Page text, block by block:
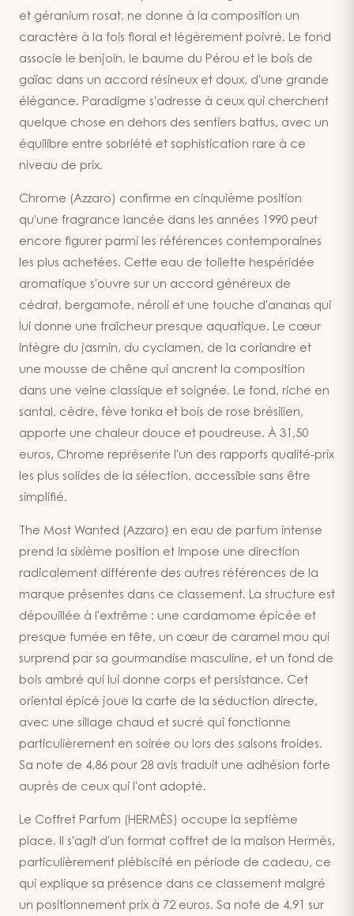
et géranium rosat, ne donne à la composition un
caractère à la fois floral et légèrement poivré. Le fond
associe le benjoin, le baume du Pérou et le bois de
gaïac dans un accord résineux et doux, d'une grande
élégance. Paradigme s'adresse à ceux qui cherchent
quelque chose en dehors des sentiers battus, avec un
équilibre entre sobriété et sophistication rare à ce
niveau de prix.
Chrome (Azzaro) confirme en cinquième position
qu'une fragrance lancée dans les années 1990 peut
encore figurer parmi les références contemporaines
les plus achetées. Cette eau de toilette hespéridée
aromatique s'ouvre sur un accord généreux de
cédrat, bergamote, néroli et une touche d'ananas qui
lui donne une fraîcheur presque aquatique. Le cœur
intègre du jasmin, du cyclamen, de la coriandre et
une mousse de chêne qui ancrent la composition
dans une veine classique et soignée. Le fond, riche en
santal, cèdre, fève tonka et bois de rose brésilien,
apporte une chaleur douce et poudreuse. À 31,50
euros, Chrome représente l'un des rapports qualité-prix
les plus solides de la sélection, accessible sans être
simplifié.
The Most Wanted (Azzaro) en eau de parfum intense
prend la sixième position et impose une direction
radicalement différente des autres références de la
marque présentes dans ce classement. La structure est
dépouillée à l'extrême : une cardamome épicée et
presque fumée en tête, un cœur de caramel mou qui
surprend par sa gourmandise masculine, et un fond de
bois ambré qui lui donne corps et persistance. Cet
oriental épicé joue la carte de la séduction directe,
avec une sillage chaud et sucré qui fonctionne
particulièrement en soirée ou lors des saisons froides.
Sa note de 4,86 pour 28 avis traduit une adhésion forte
auprès de ceux qui l'ont adopté.
Le Coffret Parfum (HERMÈS) occupe la septième
place. Il s'agit d'un format coffret de la maison Hermès,
particulièrement plébiscité en période de cadeau, ce
qui explique sa présence dans ce classement malgré
un positionnement prix à 72 euros. Sa note de 4,91 sur